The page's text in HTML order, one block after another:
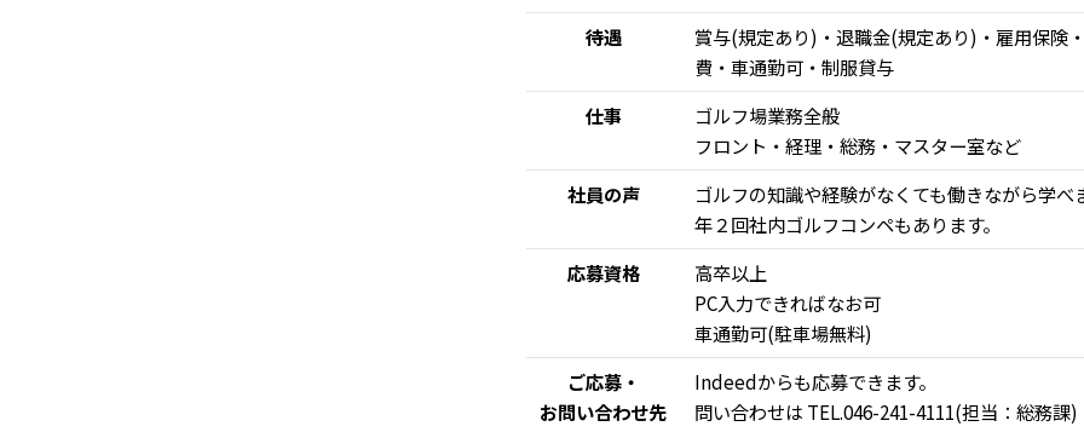
待遇
賞与(規定あり)・退職金(規定あり)・雇用保険
費・車通勤可・制服貸与
仕事
ゴルフ場業務全般
フロント・経理・総務・マスター室など
社員の声
ゴルフの知識や経験がなくても働きながら学べ
年２回社内ゴルフコンペもあります。
応募資格
高卒以上
PC入力できればなお可
車通勤可(駐車場無料)
ご応募・
お問い合わせ先
Indeedからも応募できます。
問い合わせは TEL.046-241-4111(担当：総務課)